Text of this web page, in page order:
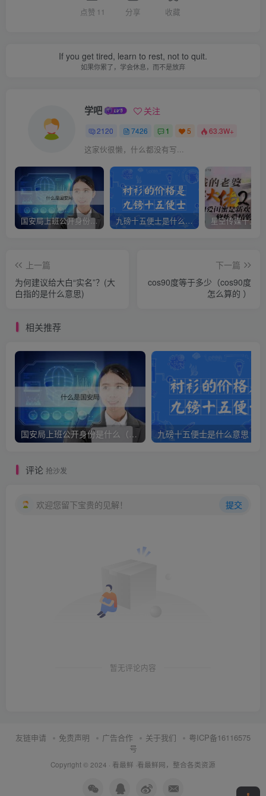
点赞 11 分享 收藏
If you get tired, learn to rest, not to quit.
如果你累了，学会休息，而不是放弃
学吧 关注
2120 7426 1 5 63.3W+
这家伙很懒，什么都没有写...
国安局上班公开身份是什么（国安身份对家人保密吗） 九磅十五便士是什么意思（九磅十五便士是什么梗）
上一篇
为何建议给大白“实名”？(大
白指的是什么意思)
下一篇
cos90度等于多少（cos90度
怎么算的 ）
相关推荐
国安局上班公开身份是什么（国安身份对家人保密吗）
评论 抢沙发
欢迎您留下宝贵的见解！ 提交
暂无评论内容
友链申请 免责声明 广告合作 关于我们
粤ICP备16116575
号
Copyright © 2024 · 看最鲜 ·看最鲜网，整合各类资源